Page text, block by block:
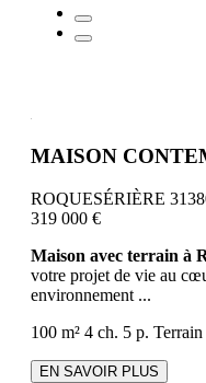
MAISON
ROQUESÉRIÈRE
319 000 €
Maison avec terrain à
votre projet de vie au
environnement ...
100 m² 4 ch. 5 p. Terrain
EN SAVOIR PLUS